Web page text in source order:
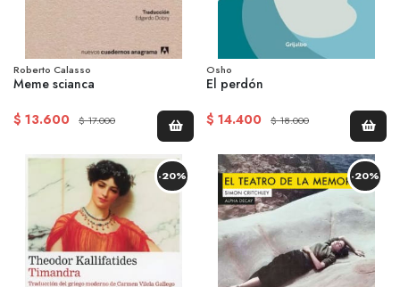
Roberto Calasso
Meme scianca
$ 13.600
$ 17.000
Osho
El perdón
$ 14.400
$ 18.000
-20% -20%